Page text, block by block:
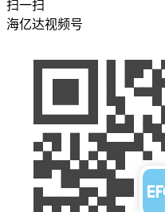
扫一扫
海亿达视频号